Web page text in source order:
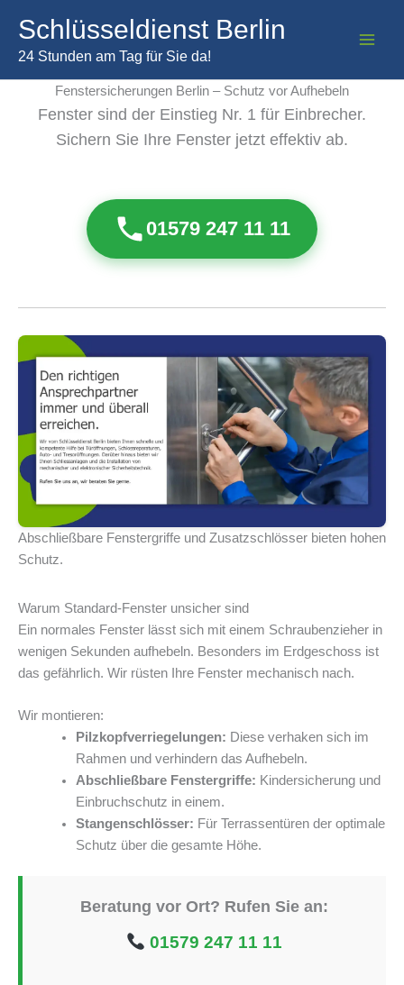
Inhalt
springen
Schlüsseldienst Berlin
24 Stunden am Tag für Sie da!
Fenstersicherungen Berlin – Schutz vor Aufhebeln
Fenster sind der Einstieg Nr. 1 für Einbrecher.
Sichern Sie Ihre Fenster jetzt effektiv ab.
01579 247 11 11
Abschließbare Fenstergriffe und Zusatzschlösser bieten hohen
Schutz.
Warum Standard-Fenster unsicher sind
Ein normales Fenster lässt sich mit einem Schraubenzieher in
wenigen Sekunden aufhebeln. Besonders im Erdgeschoss ist
das gefährlich. Wir rüsten Ihre Fenster mechanisch nach.
Wir montieren:
Pilzkopfverriegelungen: Diese verhaken sich im
Rahmen und verhindern das Aufhebeln.
Abschließbare Fenstergriffe: Kindersicherung und
Einbruchschutz in einem.
Stangenschlösser: Für Terrassentüren der optimale
Schutz über die gesamte Höhe.
Beratung vor Ort? Rufen Sie an:
01579 247 11 11